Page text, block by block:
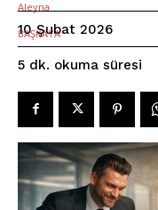
10 Şubat 2026
5 dk. okuma süresi